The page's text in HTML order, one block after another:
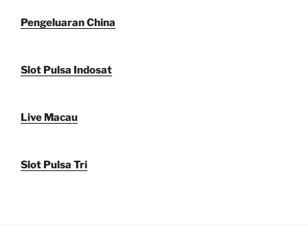
Pengeluaran China
Slot Pulsa Indosat
Live Macau
Slot Pulsa Tri